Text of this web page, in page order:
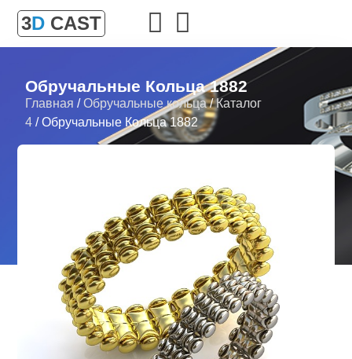
3D CAST
Обручальные Кольца 1882
Главная /Обручальные кольца/Каталог
4 / Обручальные Кольца 1882